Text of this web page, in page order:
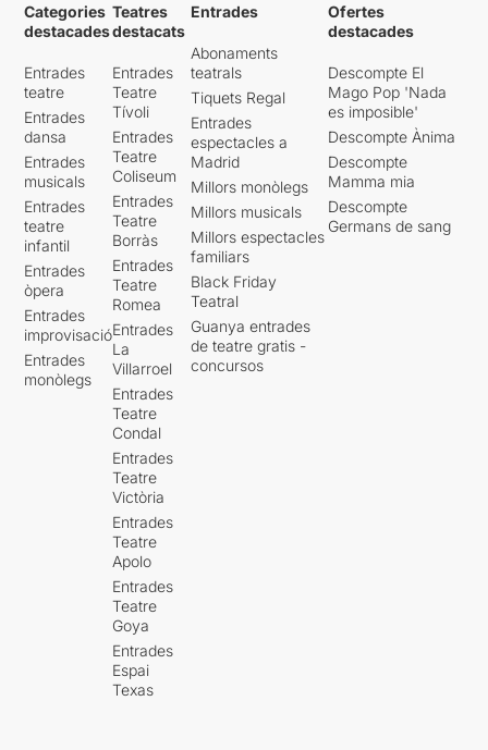
Categories
destacades
Entrades
teatre
Entrades
dansa
Entrades
musicals
Entrades
teatre
infantil
Entrades
òpera
Entrades
improvisació
Entrades
monòlegs
Teatres
destacats
Entrades
Teatre
Tívoli
Entrades
Teatre
Coliseum
Entrades
Teatre
Borràs
Entrades
Teatre
Romea
Entrades
La
Villarroel
Entrades
Teatre
Condal
Entrades
Teatre
Victòria
Entrades
Teatre
Apolo
Entrades
Teatre
Goya
Entrades
Espai
Texas
Entrades
Abonaments
teatrals
Tiquets Regal
Entrades
espectacles a
Madrid
Millors monòlegs
Millors musicals
Millors espectacles
familiars
Black Friday
Teatral
Guanya entrades
de teatre gratis -
concursos
Ofertes
destacades
Descompte El
Mago Pop 'Nada
es imposible'
Descompte Ànima
Descompte
Mamma mia
Descompte
Germans de sang